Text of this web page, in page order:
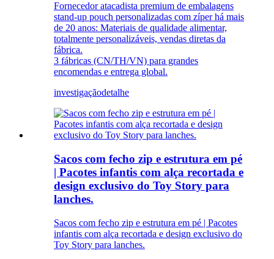
Fornecedor atacadista premium de embalagens
stand-up pouch personalizadas com zíper há mais
de 20 anos: Materiais de qualidade alimentar,
totalmente personalizáveis, vendas diretas da
fábrica.
3 fábricas (CN/TH/VN) para grandes
encomendas e entrega global.
investigaçãodetalhe
Sacos com fecho zip e estrutura em pé
| Pacotes infantis com alça recortada e
design exclusivo do Toy Story para
lanches.
Sacos com fecho zip e estrutura em pé | Pacotes
infantis com alça recortada e design exclusivo do
Toy Story para lanches.